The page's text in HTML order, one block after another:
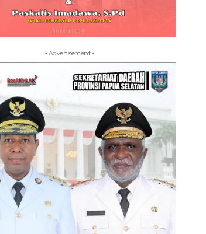
- Advertisement -